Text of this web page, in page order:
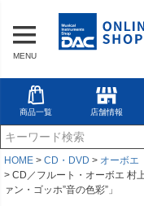
MENU
商品一覧 店舗情報
HOME CD・DVD
オーボエ
CD／フルート・オーボエ 村
ァン・ゴッホ”音の色彩”」